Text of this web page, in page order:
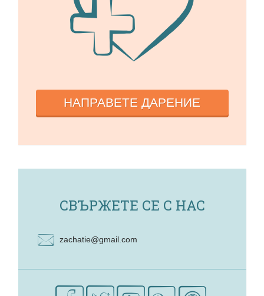
НАПРАВЕТЕ ДАРЕНИЕ
СВЪРЖЕТЕ СЕ С НАС
zachatie@gmail.com